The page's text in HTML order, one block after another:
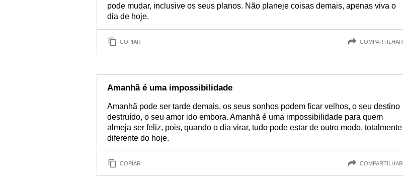
pode mudar, inclusive os seus planos. Não planeje coisas demais, apenas viva o
dia de hoje.
COPIAR COMPARTILHAR
Amanhã é uma impossibilidade
Amanhã pode ser tarde demais, os seus sonhos podem ficar velhos, o seu destino
destruído, o seu amor ido embora. Amanhã é uma impossibilidade para quem
almeja ser feliz, pois, quando o dia virar, tudo pode estar de outro modo, totalmente
diferente do hoje.
COPIAR COMPARTILHAR